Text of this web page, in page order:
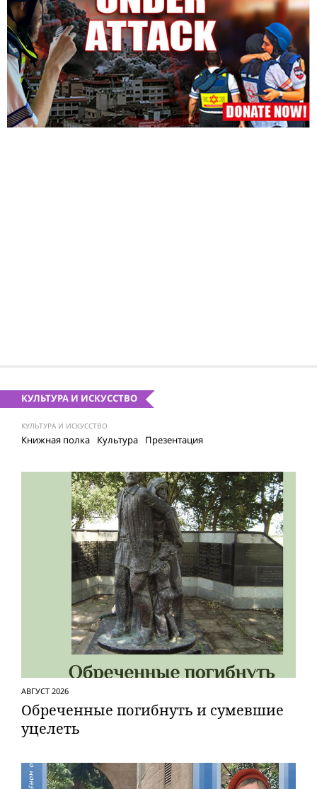
КУЛЬТУРА И ИСКУССТВО
КУЛЬТУРА И ИСКУССТВО
Книжная полка Культура Презентация
АВГУСТ 2026
Обреченные погибнуть и сумевшие
уцелеть